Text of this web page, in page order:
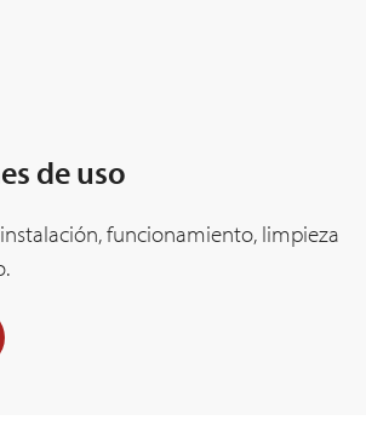
de uso
funcionamiento, limpieza